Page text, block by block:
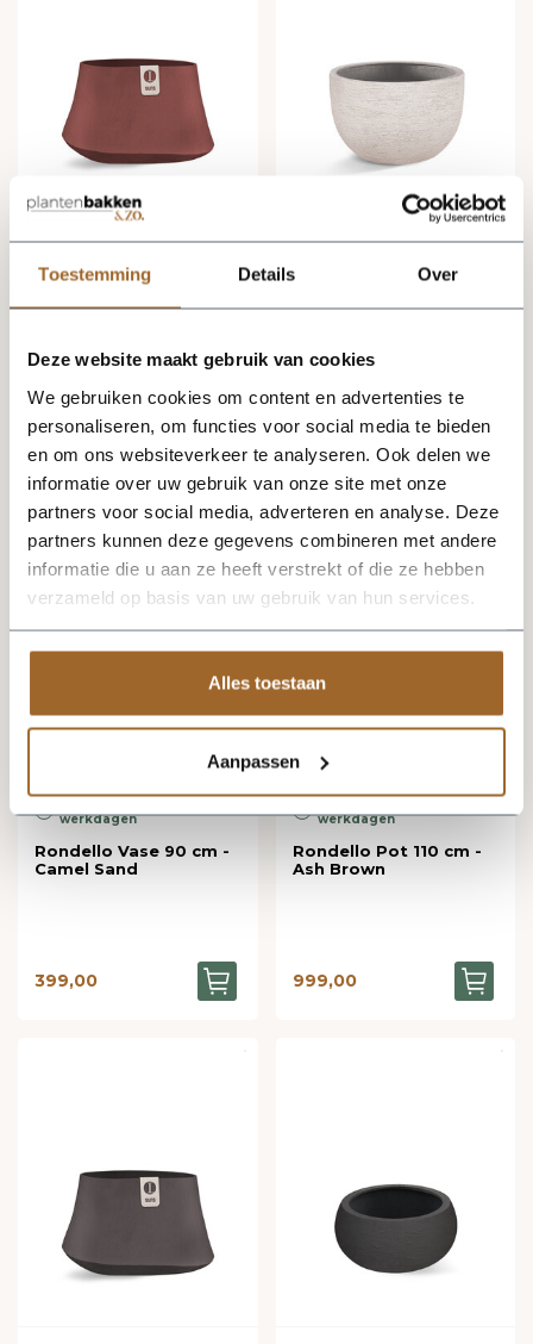
Toestemming Details Over
Deze website maakt gebruik van cookies
We gebruiken cookies om content en advertenties te
personaliseren, om functies voor social media te bieden
en om ons websiteverkeer te analyseren. Ook delen we
informatie over uw gebruik van onze site met onze
partners voor social media, adverteren en analyse. Deze
partners kunnen deze gegevens combineren met andere
informatie die u aan ze heeft verstrekt of die ze hebben
verzameld op basis van uw gebruik van hun services.
Alles toestaan
Aanpassen
Bezorging binnen 8
Brick
499,00
Bezorging binnen 8
Low 80 cm - Sand
428,00
Bezorging binnen 8
werkdagen
Rondello Vase 90 cm -
Camel Sand
399,00
Bezorging binnen 8
werkdagen
Rondello Pot 110 cm -
Ash Brown
999,00